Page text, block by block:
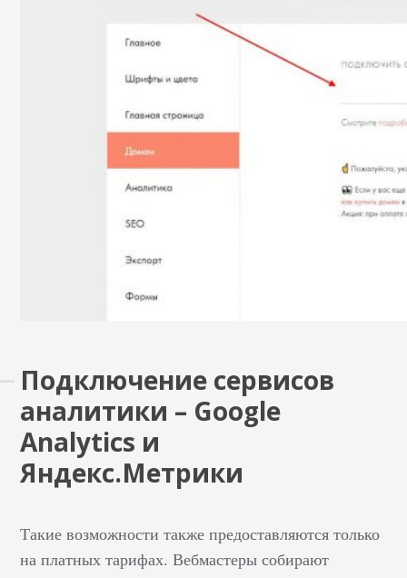
Подключение сервисов
аналитики – Google
Analytics и
Яндекс.Метрики
Такие возможности также предоставляются только
на платных тарифах. Вебмастеры собирают